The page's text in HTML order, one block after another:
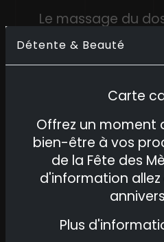
Détente & Beauté
Carte
Offrez un moment
bien-être à vos
de la Fête des
d'information
Plus
Le massage du
de 40 minutes ou
effet, non
de détendre votre
également de
améliorant votre
général et ainsi
vitalité.